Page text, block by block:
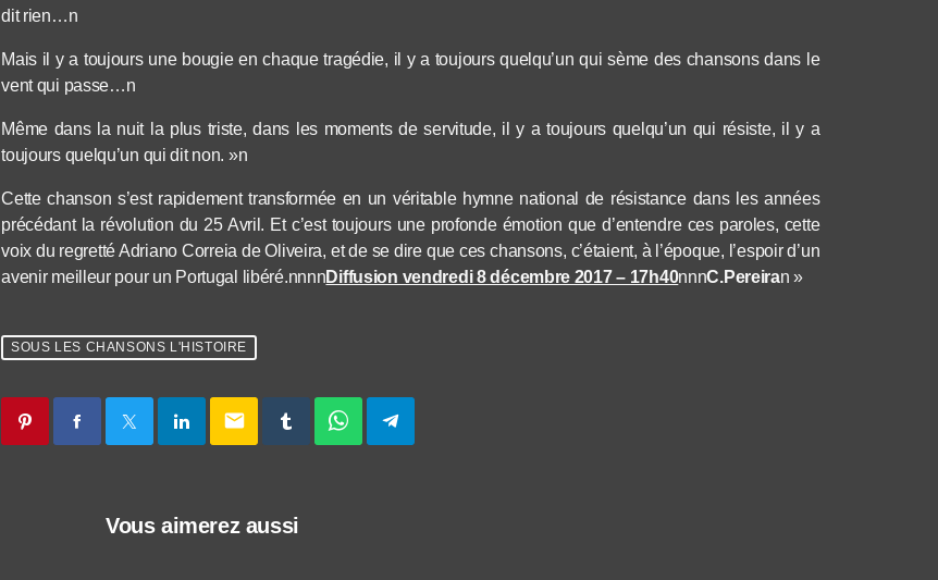
dit rien…n
Mais il y a toujours une bougie en chaque tragédie, il y a toujours quelqu’un qui sème des chansons dans le
vent qui passe…n
Même dans la nuit la plus triste, dans les moments de servitude, il y a toujours quelqu’un qui résiste, il y a
toujours quelqu’un qui dit non. »n
Cette chanson s’est rapidement transformée en un véritable hymne national de résistance dans les années
précédant la révolution du 25 Avril. Et c’est toujours une profonde émotion que d’entendre ces paroles, cette
voix du regrettéAdriano Correia de Oliveira, et de se dire que ces chansons, c’étaient, à l’époque, l’espoir d’un
avenir meilleur pour un Portugal libéré.nnnnDiffusion vendredi 8 décembre 2017 – 17h40nnnC.Pereiran »
SOUS LES CHANSONS L'HISTOIRE
email
Vous aimerez aussi